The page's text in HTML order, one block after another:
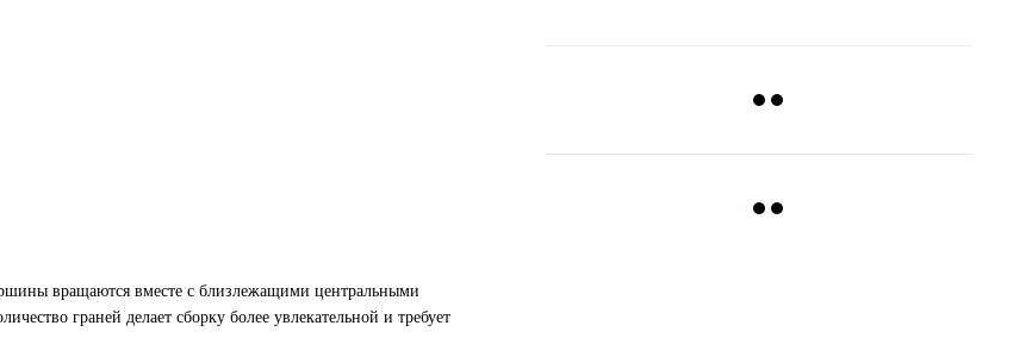
вращаются вместе с близлежащими центральными
граней делает сборку более увлекательной и требует